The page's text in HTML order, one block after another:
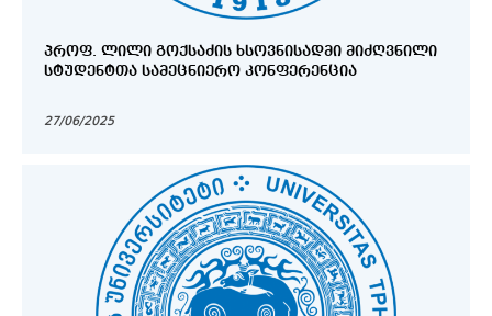
ᲞᲠᲝᲤ. ᲚᲘᲚᲘ ᲒᲝᲥᲡᲐᲫᲘᲡ ᲮᲡᲝᲕᲜᲘᲡᲐᲓᲛᲘ ᲛᲘᲫᲦᲕᲜᲘᲚᲘ
ᲡᲢᲣᲓᲔᲜᲢᲗᲐ ᲡᲐᲛᲔᲪᲜᲘᲔᲠᲝ ᲙᲝᲜᲤᲔᲠᲔᲜᲪᲘᲐ
27/06/2025